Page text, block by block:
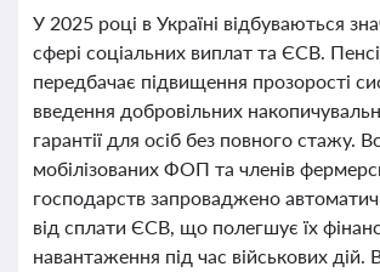
У 2025 році в Україні відбуваються
сфері соціальних виплат та ЄСВ.
передбачає підвищення прозорості
введення добровільних
гарантії для осіб без повного стажу.
мобілізованих ФОП та членів
господарств запроваджено
від сплати ЄСВ, що полегшує їх
навантаження під час військових